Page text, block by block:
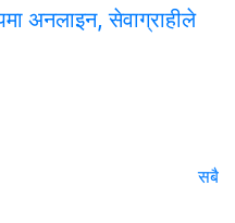
अनलाइन, सेवाग्राहीले
सबै